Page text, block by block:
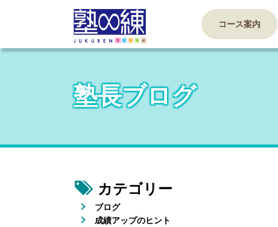
コース案内
塾長ブログ
カテゴリー
ブログ
成績アップのヒント